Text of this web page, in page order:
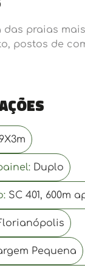
das praias
postos de
Duplo
SC 401, 600m
Pequena